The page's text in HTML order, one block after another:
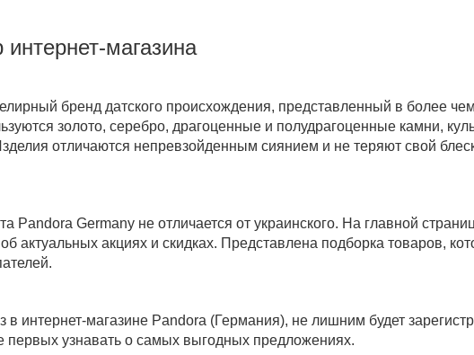
интернет-магазина
бренд датского происхождения, представленный в более
золото, серебро, драгоценные и полудрагоценные камни,
отличаются непревзойденным сиянием и не теряют свой
Pandora Germany не отличается от украинского. На главной
актуальных акциях и скидках. Представлена подборка товаров,
в интернет-магазине Pandora (Германия), не лишним будет
первых узнавать о самых выгодных предложениях.